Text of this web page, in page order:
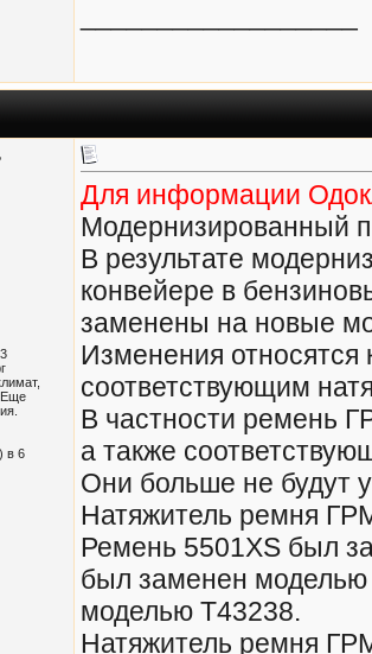
Еще
в 6
Для информации
Модернизированный
В результате
конвейере в
заменены на новые
Изменения
соответствующим
В частности ремень
а также
Они больше не будут
Натяжитель ремня
Ремень 5501XS был
был заменен моделью
моделью T43238.
Натяжитель ремня